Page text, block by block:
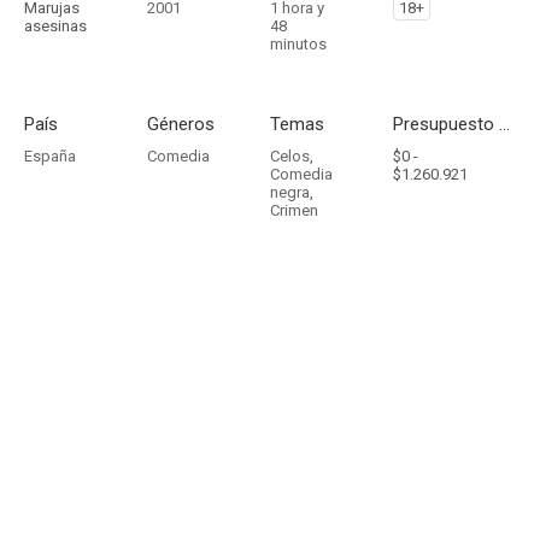
Marujas
asesinas
2001
1 hora y
48
minutos
18+
País
España
Géneros
Comedia
Temas
Celos,
Comedia
negra,
Crimen
Presupuesto - Ingresos
$0 -
$1.260.921